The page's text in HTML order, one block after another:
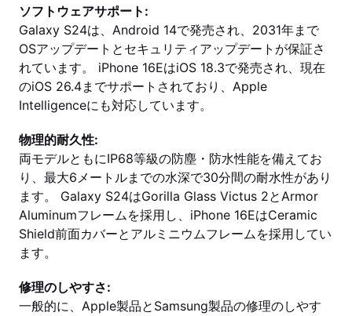
ソフトウェアサポート:
Galaxy S24は、Android 14で発売され、2031年まで
OSアップデートとセキュリティアップデートが保証さ
れています。 iPhone 16EはiOS 18.3で発売され、現在
のiOS 26.4までサポートされており、Apple
Intelligenceにも対応しています。
物理的耐久性:
両モデルともにIP68等級の防塵・防水性能を備えてお
り、最大6メートルまでの水深で30分間の耐水性があり
ます。 Galaxy S24はGorilla Glass Victus 2とArmor
Aluminumフレームを採用し、iPhone 16EはCeramic
Shield前面カバーとアルミニウムフレームを採用してい
ます。
修理のしやすさ:
一般的に、Apple製品とSamsung製品の修理のしやす